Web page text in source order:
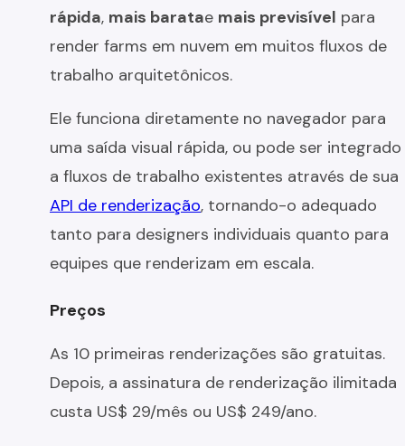
rápida, mais baratae mais previsível para
render farms em nuvem em muitos fluxos de
trabalho arquitetônicos.
Ele funciona diretamente no navegador para
uma saída visual rápida, ou pode ser integrado
a fluxos de trabalho existentes através de sua
API de renderização, tornando-o adequado
tanto para designers individuais quanto para
equipes que renderizam em escala.
Preços
As 10 primeiras renderizações são gratuitas.
Depois, a assinatura de renderização ilimitada
custa US$ 29/mês ou US$ 249/ano.